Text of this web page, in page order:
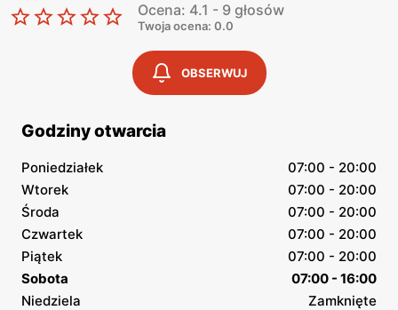
Ocena: 4.1 - 9 głosów
Twoja ocena: 0.0
OBSERWUJ
Godziny otwarcia
Poniedziałek
07:00 - 20:00
Wtorek
07:00 - 20:00
Środa
07:00 - 20:00
Czwartek
07:00 - 20:00
Piątek
07:00 - 20:00
Sobota
07:00 - 16:00
Niedziela
Zamknięte